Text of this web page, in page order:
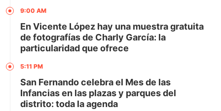
9:00 AM
En Vicente López hay una muestra gratuita
de fotografías de Charly García: la
particularidad que ofrece
5:11 PM
San Fernando celebra el Mes de las
Infancias en las plazas y parques del
distrito: toda la agenda